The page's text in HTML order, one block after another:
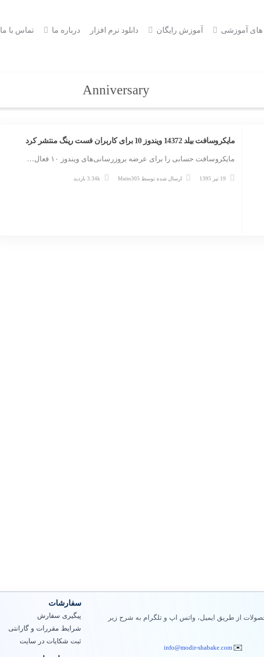
های آموزشی آموزش رایگان دانلود نرم افزار درباره ما تماس با ما
Anniversary
مایکروسافت بیلد 14372 ویندوز 10 برای کاربران فست رینگ منتشر کرد
مایکروسافت حسابی را برای عرضه بروزرسانی‌های ویندوز ۱۰ فعال…
19 تیر 1395 ارسال شده توسط Matin305
از طریق ایمیل، واتس اپ و تلگرام به شرح زیر
info@modir-shabake.com
سفارشات
پیگیری سفارش
شرایط مقررات و گارانتی
ثبت شکایات در سایت